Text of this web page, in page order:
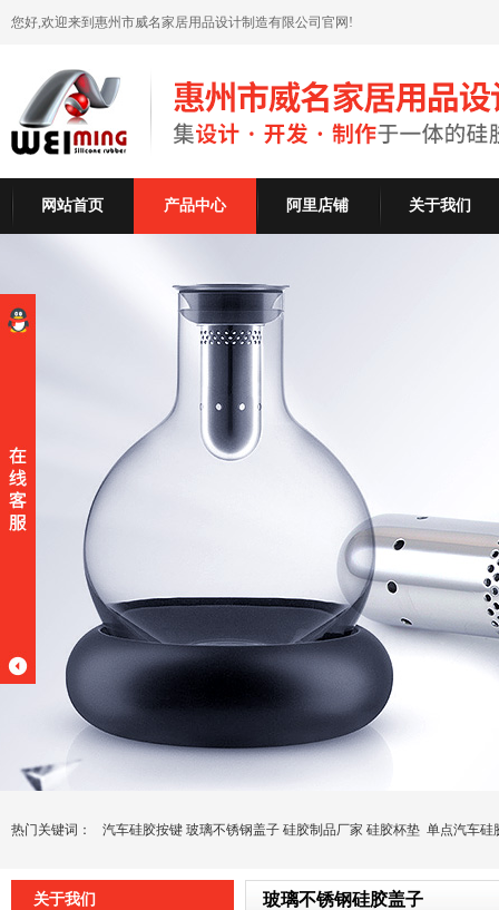
您好,欢迎来到惠州市威名家居用品设计制造有限公司官网!
网站首页 产品中心 阿里店铺 关于我们
热门关键词： 汽车硅胶按键 玻璃不锈钢盖子 硅胶制品厂家 硅胶杯垫 单点汽车硅
关于我们 玻璃不锈钢硅胶盖子